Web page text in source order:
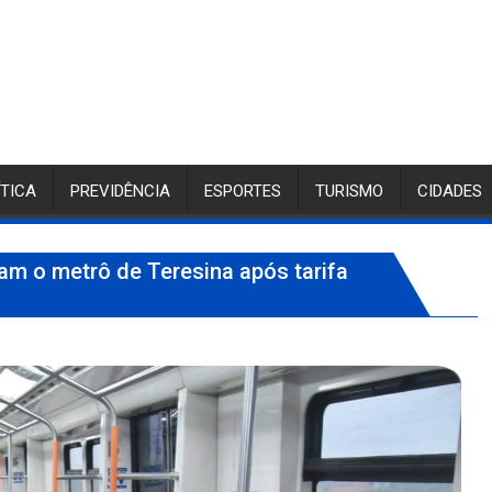
PREVIDÊNCIA ESPORTES TURISMO CIDADES
o metrô de Teresina após tarifa